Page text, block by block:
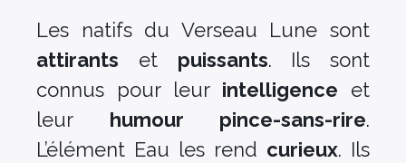
Les natifs du Verseau Lune sont
attirants et puissants. Ils sont
connus pour leur intelligence et
leur humour pince-sans-rire.
L’élément Eau les rend curieux. Ils